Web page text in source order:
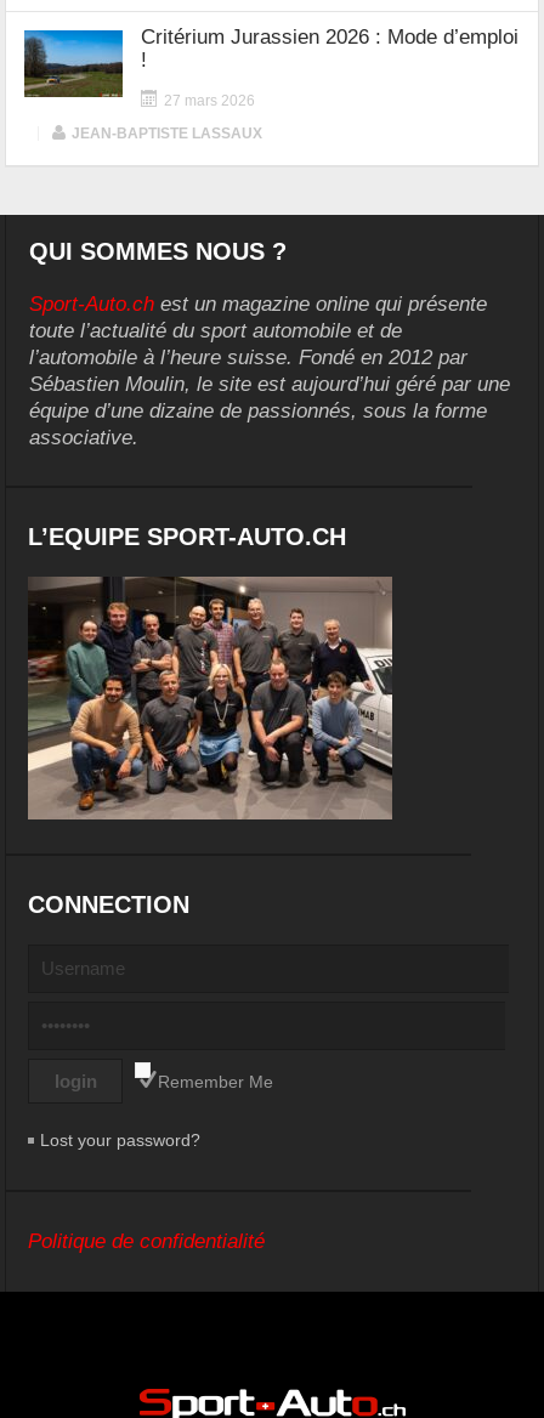
Critérium Jurassien 2026 : Mode d’emploi
!
27 mars 2026
JEAN-BAPTISTE LASSAUX
QUI SOMMES NOUS ?
Sport-Auto.ch est un magazine online qui présente
toute l’actualité du sport automobile et de
l’automobile à l’heure suisse. Fondé en 2012 par
Sébastien Moulin, le site est aujourd’hui géré par une
équipe d’une dizaine de passionnés, sous la forme
associative.
L’EQUIPE SPORT-AUTO.CH
CONNECTION
Remember Me
Lost your password?
Politique de confidentialité